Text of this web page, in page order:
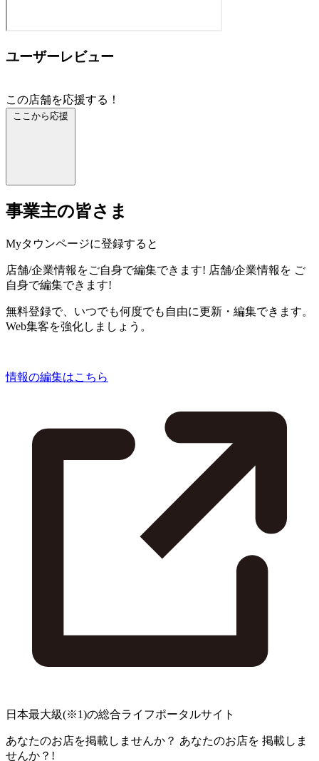
ユーザーレビュー
この店舗を応援する！
ここから応援
事業主の皆さま
Myタウンページに登録すると
店舗/企業情報をご自身で編集できます! 店舗/企業情報を ご
自身で編集できます!
無料登録で、いつでも何度でも自由に更新・編集できます。
Web集客を強化しましょう。
情報の編集はこちら
日本最大級(※1)の総合ライフポータルサイト
あなたのお店を掲載しませんか？ あなたのお店を 掲載しま
せんか？!